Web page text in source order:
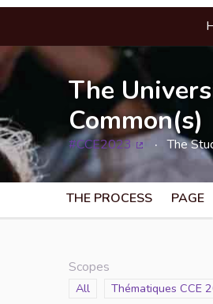
The
Common(s)
#CCE2023
(External link)
The
THE PROCESS PAGE
Scopes
Scope
All Scope
Thématiques CCE